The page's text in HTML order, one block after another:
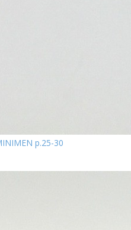
р.25-30